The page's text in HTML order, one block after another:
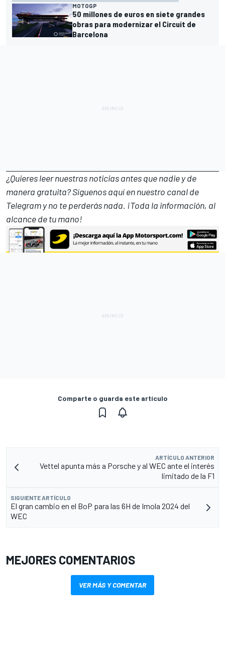
MOTOGP
50 millones de euros en siete grandes
obras para modernizar el Circuit de
Barcelona
¿Quieres leer nuestras noticias antes que nadie y de
manera gratuita? Síguenosaquí en nuestro canal de
Telegramy no te perderás nada. ¡Toda la información, al
alcance de tu mano!
Comparte o guarda este artículo
ARTÍCULO ANTERIOR
Vettel apunta más a Porsche y al WEC ante el interés
limitado de la F1
SIGUIENTE ARTÍCULO
El gran cambio en el BoP para las 6H de Imola 2024 del
WEC
MEJORES COMENTARIOS
VER MÁS Y COMENTAR